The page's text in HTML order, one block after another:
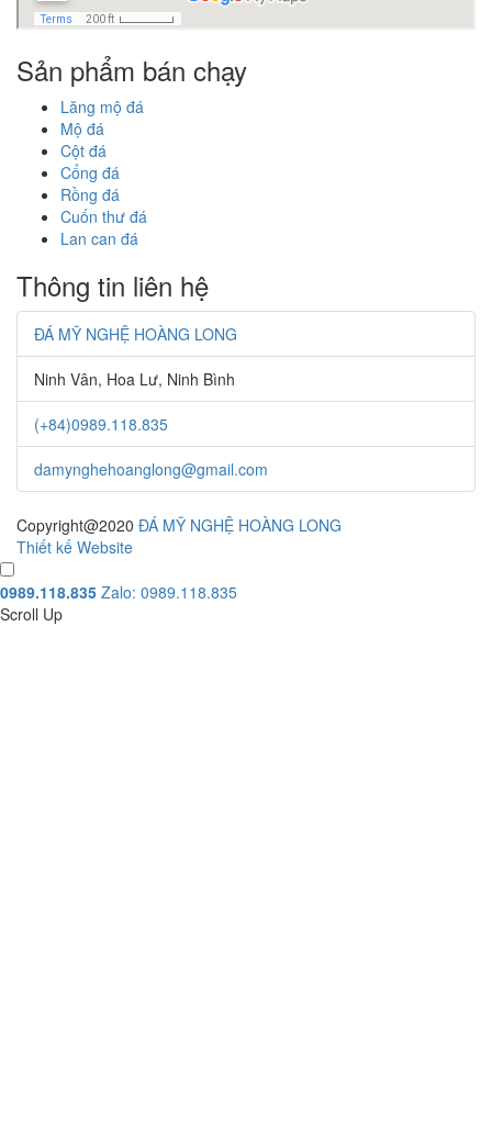
Sản phẩm bán chạy
Lăng mộ đá
Mộ đá
Cột đá
Cổng đá
Rồng đá
Cuốn thư đá
Lan can đá
Thông tin liên hệ
ĐÁ MỸ NGHỆ HOÀNG LONG
Ninh Vân, Hoa Lư, Ninh Bình
(+84)0989.118.835
damynghehoanglong@gmail.com
Copyright@2020 ĐÁ MỸ NGHỆ HOÀNG LONG
Thiết kế Website
0989.118.835 Zalo: 0989.118.835
Scroll Up